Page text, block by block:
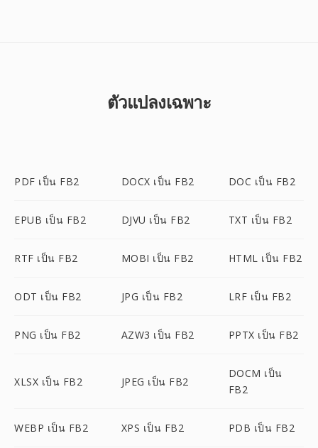
ตัวแปลงเฉพาะ
PDF เป็น FB2 DOCX เป็น FB2 DOC เป็น FB2
EPUB เป็น FB2 DJVU เป็น FB2 TXT เป็น FB2
RTF เป็น FB2 MOBI เป็น FB2 HTML เป็น FB2
ODT เป็น FB2 JPG เป็น FB2 LRF เป็น FB2
PNG เป็น FB2 AZW3 เป็น FB2 PPTX เป็น FB2
XLSX เป็น FB2 JPEG เป็น FB2
DOCM เป็น
FB2
WEBP เป็น FB2 XPS เป็น FB2 PDB เป็น FB2